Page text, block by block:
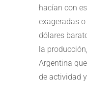
hacían con
exageradas
dólares
la
Argentina
de actividad